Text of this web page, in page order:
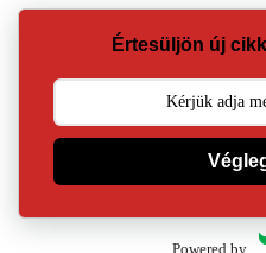
Értesüljön új
Powered by